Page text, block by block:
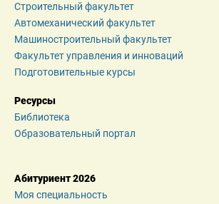
Строительный факультет
Автомеханический факультет
Машиностроительный факультет
Факультет управления и инноваций
Подготовительные курсы
Ресурсы
Библиотека
Образовательный портал
Абитуриент 2026
Моя специальность